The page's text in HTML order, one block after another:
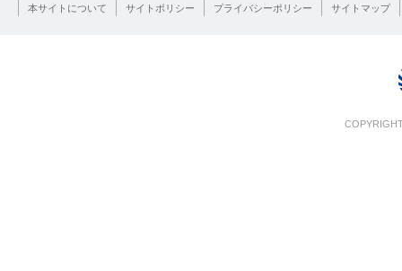
本サイトについて サイトポリシー プライバシーポリシー サイトマップ